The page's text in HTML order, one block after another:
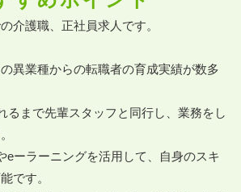
介護職、正社員求人です。
異業種からの転職者の育成実績が数多
るまで先輩スタッフと同行し、業務をし
eーラーニングを活用して、自身のスキ
です。